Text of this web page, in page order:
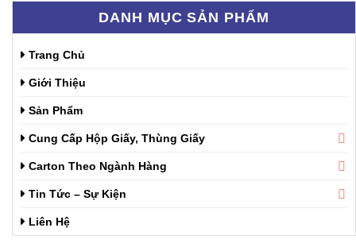
DANH MỤC SẢN PHẨM
Trang Chủ
Giới Thiệu
Sản Phẩm
Cung Cấp Hộp Giấy, Thùng Giấy
Carton Theo Ngành Hàng
Tin Tức – Sự Kiện
Liên Hệ